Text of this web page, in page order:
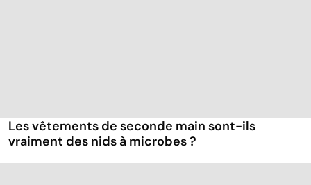
Les vêtements de seconde main sont-ils
vraiment des nids à microbes ?